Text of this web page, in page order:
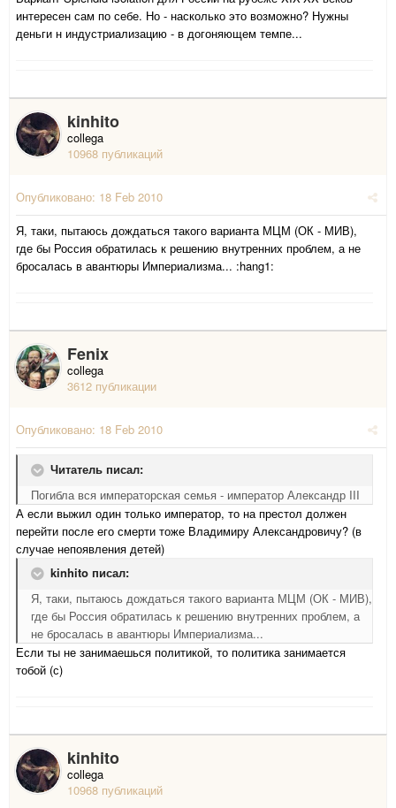
интересен сам по себе. Но - насколько это возможно? Нужны
деньги н индустриализацию - в догоняющем темпе...
kinhito
collega
10968 публикаций
Опубликовано: 18 Feb 2010
Я, таки, пытаюсь дождаться такого варианта МЦМ (ОК - МИВ),
где бы Россия обратилась к решению внутренних проблем, а не
бросалась в авантюры Империализма... :hang1:
Fenix
collega
3612 публикации
Опубликовано: 18 Feb 2010
Читатель писал:
Погибла вся императорская семья - император Александр III
А если выжил один только император, то на престол должен
перейти после его смерти тоже Владимиру Александровичу? (в
случае непоявления детей)
kinhito писал:
Я, таки, пытаюсь дождаться такого варианта МЦМ (ОК - МИВ),
где бы Россия обратилась к решению внутренних проблем, а
не бросалась в авантюры Империализма...
Если ты не занимаешься политикой, то политика занимается
тобой (с)
kinhito
collega
10968 публикаций